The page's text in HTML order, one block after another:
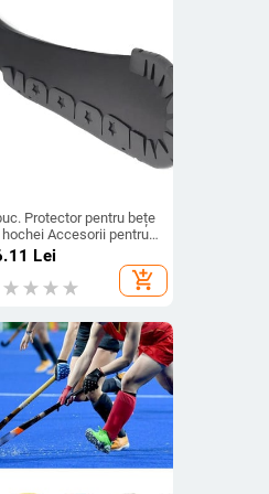
Protector pentru bețe
hochei Accesorii pentru
pe gheață Material
Bețe de hochei Exercițiu
Lei
add_shopping_cart